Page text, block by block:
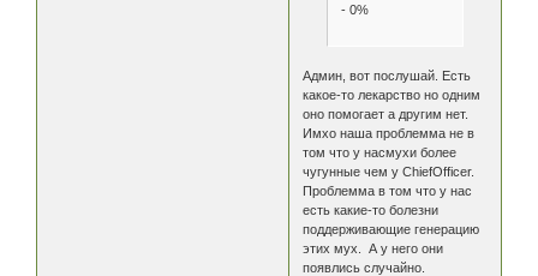
- 0%
Админ, вот послушай. Есть
какое-то лекарство но одним
оно помогает а другим нет.
Имхо наша проблемма не в
том что у насмухи более
чугунные чем у ChiefOfficer.
Проблемма в том что у нас
есть какие-то болезни
поддерживающие генерацию
этих мух. А у него они
появлись случайно.